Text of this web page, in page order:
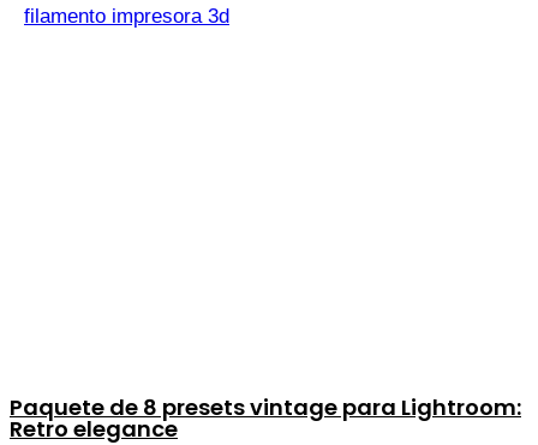
filamento impresora 3d
Paquete de 8 presets vintage para Lightroom:
Retro elegance